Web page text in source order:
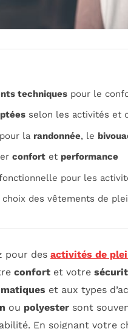
techniques pour le
selon les activités et
la randonnée, le
confort et performance
pour les
choix des vêtements de
pour des activités de
confort et votre
et aux types
ou polyester sont
En soignant votre